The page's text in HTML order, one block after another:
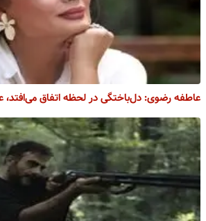
عاطفه رضوی: دل‌باختگی در لحظه اتفاق